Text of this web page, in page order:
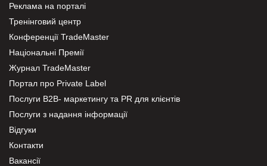
Реклама на порталі
Тренінговий центр
Конференції TradeMaster
Національні Премії
Журнал TradeMaster
Портал про Private Label
Послуги В2В- маркетингу та PR для клієнтів
Послуги з надання інформації
Відгуки
Контакти
Вакансії